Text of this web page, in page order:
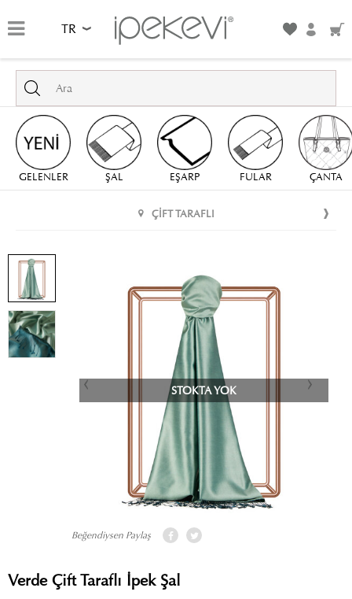
TR
GELENLER ŞAL EŞARP FULAR ÇANTA
ÇIFT TARAFLI
STOKTA YOK
Beğendiysen Paylaş
Verde Çift Taraflı İpek Şal